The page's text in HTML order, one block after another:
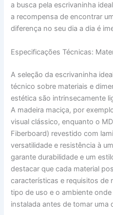
a busca pela escrivaninha
a recompensa de encontrar
diferença no seu dia a dia é
Especificações Técnicas:
A seleção da escrivaninha
técnico sobre materiais e
estética são intrinsecamente
A madeira maciça, por
visual clássico, enquanto o
Fiberboard) revestido com
versatilidade e resistência à
garante durabilidade e um
destacar que cada material
características e requisitos de
tipo de uso e o ambiente
instalada antes de tomar uma